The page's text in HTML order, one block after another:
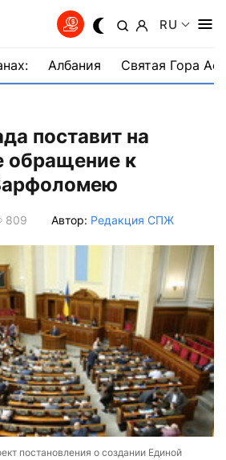
RU
Албания Святая Гора
поставит на
обращение к
809 Автор: Редакция СПЖ
постановления о создании Единой